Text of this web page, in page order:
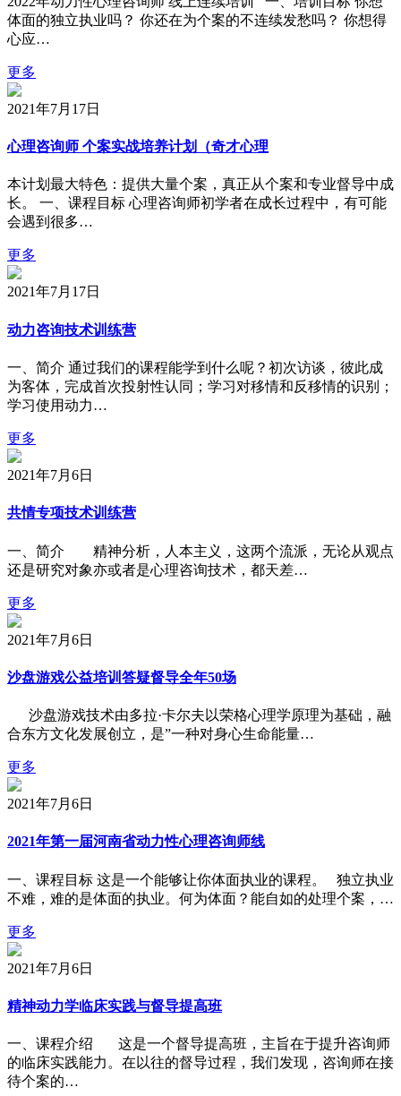
体面的独立执业吗？ 你还在为个案的不连续发愁吗？ 你想得
心应…
更多
2021年7月17日
心理咨询师 个案实战培养计划（奇才心理
本计划最大特色：提供大量个案，真正从个案和专业督导中成
长。 一、课程目标 心理咨询师初学者在成长过程中，有可能
会遇到很多…
更多
2021年7月17日
动力咨询技术训练营
一、简介 通过我们的课程能学到什么呢？初次访谈，彼此成
为客体，完成首次投射性认同；学习对移情和反移情的识别；
学习使用动力…
更多
2021年7月6日
共情专项技术训练营
一、简介 精神分析，人本主义，这两个流派，无论从观点
还是研究对象亦或者是心理咨询技术，都天差…
更多
2021年7月6日
沙盘游戏公益培训答疑督导全年50场
沙盘游戏技术由多拉·卡尔夫以荣格心理学原理为基础，融
合东方文化发展创立，是”一种对身心生命能量…
更多
2021年7月6日
2021年第一届河南省动力性心理咨询师线
一、课程目标 这是一个能够让你体面执业的课程。 独立执业
不难，难的是体面的执业。何为体面？能自如的处理个案，…
更多
2021年7月6日
精神动力学临床实践与督导提高班
一、课程介绍 这是一个督导提高班，主旨在于提升咨询师
的临床实践能力。在以往的督导过程，我们发现，咨询师在接
待个案的…